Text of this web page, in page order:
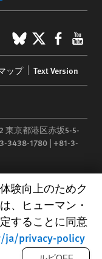
BlueSky
X
ップ Text Version
東京都港区赤坂5-5-
3438-1780 | +81-3-
験向上のためク
、ヒューマン・
することに同意
ja/privacy-policy